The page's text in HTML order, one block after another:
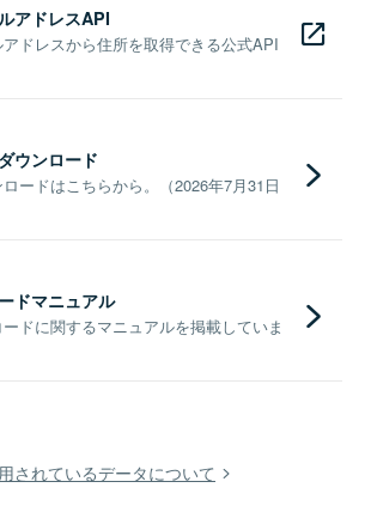
アドレスAPI
ドレスから住所を取得できる公式API
ウンロード
ードはこちらから。（2026年7月31日
ドマニュアル
ドに関するマニュアルを掲載していま
されているデータについて